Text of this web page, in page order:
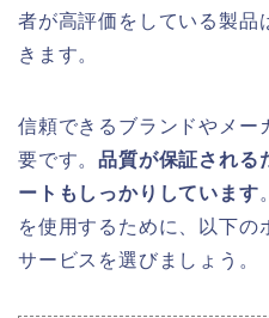
者が高評価をしている製品
きます。
信頼できるブランドやメー
要です。品質が保証される
ートもしっかりしています
を使用するために、以下の
サービスを選びましょう。